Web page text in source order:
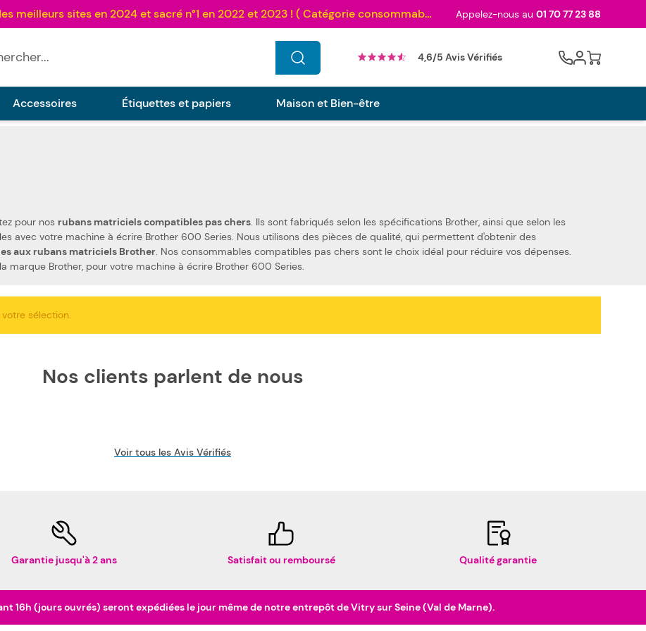
Au palmarès des meilleurs sites en 2024 et sacré n°1 en 2022 et 2023 ! ( Catégorie consommables) Appelez-nous au 01 70 77 23 88
4,6/5 Avis Vérifiés Cart
Accessoires Étiquettes et papiers Maison et Bien-être
pour nos rubans matriciels compatibles pas chers. Ils sont fabriqués selon les spécifications Brother, ainsi que selon les
normes spécifiques. Ceci les rend 100 % compatibles avec votre machine à écrire Brother 600 Series. Nous utilisons des pièces de qualité, qui permettent d'obtenir des
aux rubans matriciels Brother. Nos consommables compatibles pas chers sont le choix idéal pour réduire vos dépenses.
les consommables de la marque Brother, pour votre machine à écrire Brother 600 Series.
sélection.
Nos clients parlent de nous
Voir tous les Avis Vérifiés
Garantie jusqu'à 2 ans Satisfait ou remboursé Qualité garantie
16h (jours ouvrés) seront expédiées le jour même de notre entrepôt de Vitry sur Seine (Val de Marne).